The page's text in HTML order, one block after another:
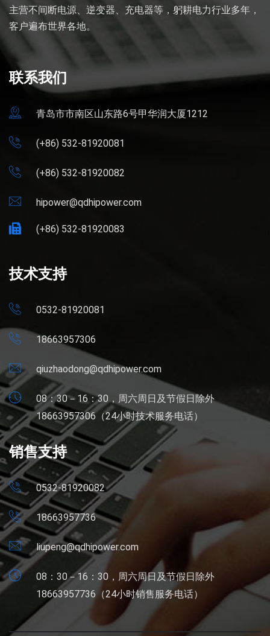
主营不间断电源、逆变器、充电器等，躬耕电力行业多年，
客户遍布世界各地。
联系我们
青岛市市南区山东路6号甲华润大厦1212
(+86) 532-81920081
(+86) 532-81920082
hipower@qdhipower.com
(+86) 532-81920083
技术支持
0532-81920081
18663957306
qiuzhaodong@qdhipower.com
08：30－16：30，周六周日及节假日除外
18663957306（24小时技术服务电话）
销售支持
0532-81920082
18663957736
liupeng@qdhipower.com
08：30－16：30，周六周日及节假日除外
18663957736（24小时销售服务电话）